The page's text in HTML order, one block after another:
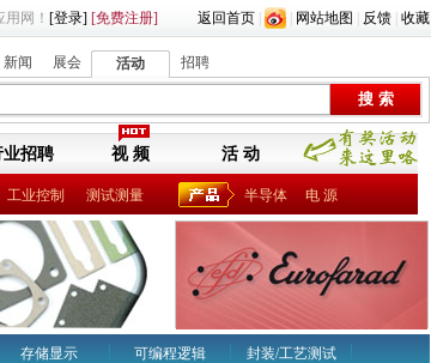
网！ [登录] [免费注册] 返回首页 网站地图 反馈 收藏
新闻 展会 活动 招聘
业招聘 视 频 活 动
工业控制 测试测量 半导体 电 源
存储显示 可编程逻辑 封装/工艺测试